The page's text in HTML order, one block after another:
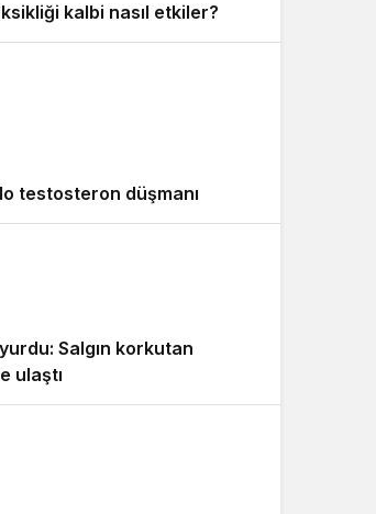
kalbi nasıl etkiler?
testosteron düşmanı
Salgın korkutan
ulaştı